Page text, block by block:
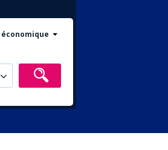
économique